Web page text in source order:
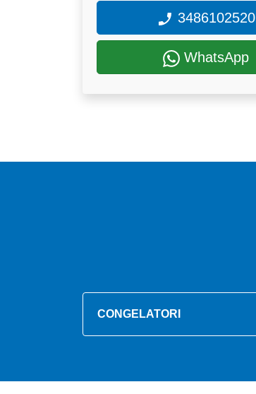
3486102520
WhatsApp
CONGELATORI